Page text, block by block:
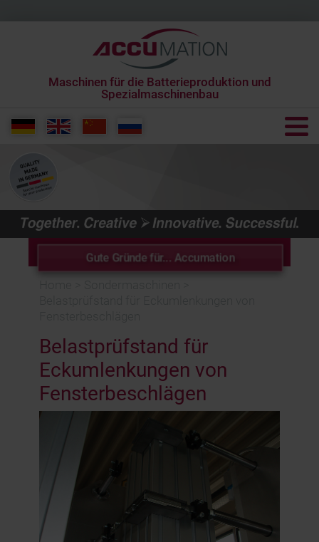
Maschinen für die Batterieproduktion und
Spezialmaschinenbau
+49 6431 285650 0
info[at]accumation.de
Gute Gründe für... Accumation
Belastprüfstand für
Eckumlenkungen von
Fensterbeschlägen